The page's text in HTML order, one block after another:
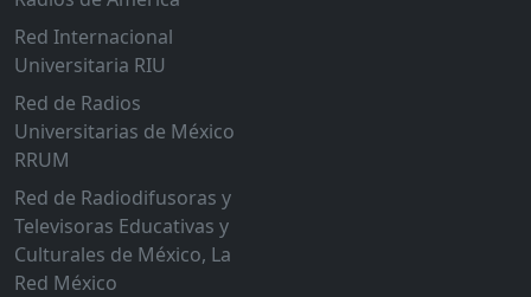
Red Internacional
Universitaria RIU
Red de Radios
Universitarias de México
RRUM
Red de Radiodifusoras y
Televisoras Educativas y
Culturales de México, La
Red México